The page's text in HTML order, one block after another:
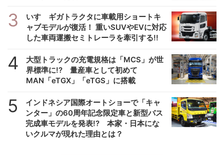
3
いすゞギガトラクタに車載用ショートキ
ャブモデルが復活！ 重いSUVやEVに対応
した車両運搬セミトレーラを牽引する!!
4
大型トラックの充電規格は「MCS」が世
界標準に!? 量産車として初めて
MAN「eTGX」「eTGS」に搭載
5
インドネシア国際オートショーで「キャ
ンター」の60周年記念限定車と新型バス
完成車モデルを発表!? 本家・日本にな
いクルマが現れた理由とは？